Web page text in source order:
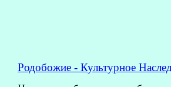
Родобожие - Культурное